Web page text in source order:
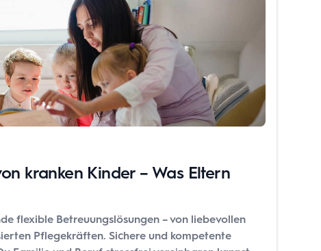
kranken Kinder – Was Eltern
flexible Betreuungslösungen – von liebevollen
Pflegekräften. Sichere und kompetente